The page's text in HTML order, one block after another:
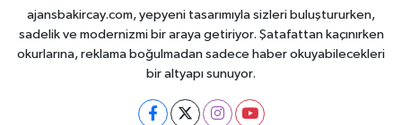
ajansbakircay.com, yepyeni tasarımıyla sizleri buluştururken,
sadelik ve modernizmi bir araya getiriyor. Şatafattan kaçınırken
okurlarına, reklama boğulmadan sadece haber okuyabilecekleri
bir altyapı sunuyor.